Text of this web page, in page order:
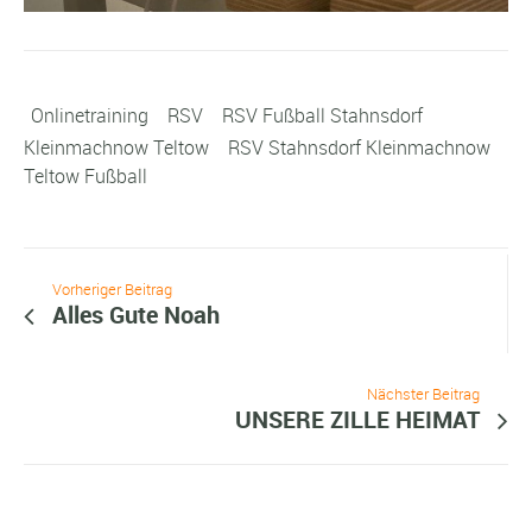
Onlinetraining RSV
RSV Fußball Stahnsdorf
Kleinmachnow Teltow
RSV Stahnsdorf Kleinmachnow
Teltow Fußball
Vorheriger Beitrag
Alles Gute Noah
Nächster Beitrag
UNSERE ZILLE HEIMAT